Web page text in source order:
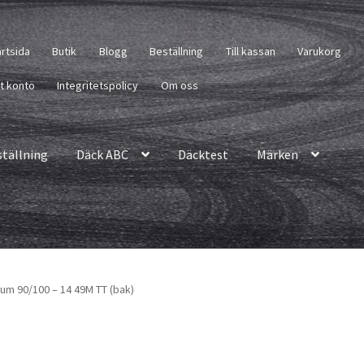
Butik Blogg Beställning Till kassan Varukorg
konto Integritetspolicy Om oss
Däck ABC Däcktest Märken
90/100 – 14 49M TT (bak)